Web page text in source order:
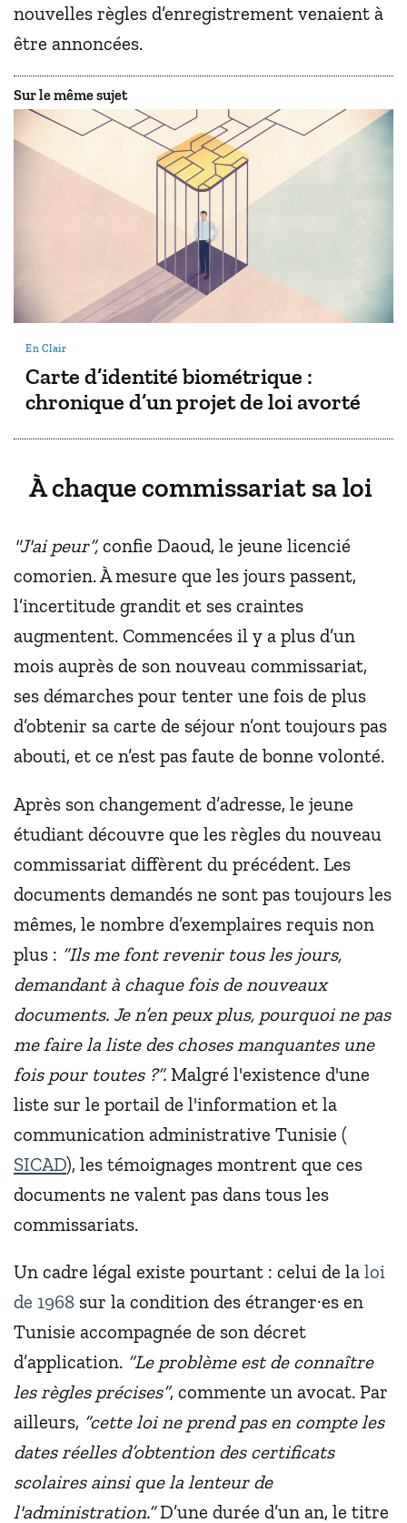
nouvelles règles d’enregistrement venaient à
être annoncées.
Sur le même sujet
En Clair
Carte d’identité biométrique :
chronique d’un projet de loi avorté
À chaque commissariat sa loi
"J'ai peur”, confie Daoud, le jeune licencié
comorien. À mesure que les jours passent,
l’incertitude grandit et ses craintes
augmentent. Commencées il y a plus d’un
mois auprès de son nouveau commissariat,
ses démarches pour tenter une fois de plus
d’obtenir sa carte de séjour n’ont toujours pas
abouti, et ce n’est pas faute de bonne volonté.
Après son changement d’adresse, le jeune
étudiant découvre que les règles du nouveau
commissariat diffèrent du précédent. Les
documents demandés ne sont pas toujours les
mêmes, le nombre d’exemplaires requis non
plus : “Ils me font revenir tous les jours,
demandant à chaque fois de nouveaux
documents. Je n’en peux plus, pourquoi ne pas
me faire la liste des choses manquantes une
fois pour toutes ?”. Malgré l'existence d'une
liste sur le portail de l'information et la
communication administrative Tunisie (
SICAD), les témoignages montrent que ces
documents ne valent pas dans tous les
commissariats.
Un cadre légal existe pourtant : celui de la loi
de 1968 sur la condition des étranger·es en
Tunisie accompagnée de son décret
d’application. “Le problème est de connaître
les règles précises”, commente un avocat. Par
ailleurs, “cette loi ne prend pas en compte les
dates réelles d’obtention des certificats
scolaires ainsi que la lenteur de
l'administration.”D’une durée d’un an, le titre